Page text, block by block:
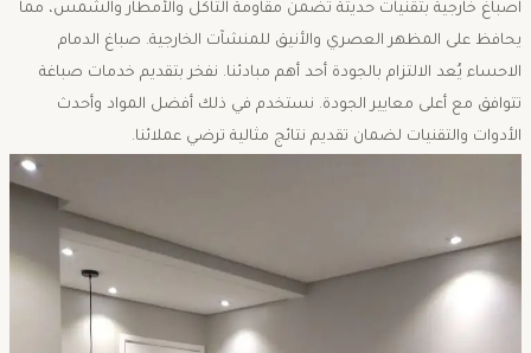
اصباغ خارجية بتقنيات حديثة تضمن مقاومة التآكل والأمطار والشمس، مما
يحافظ على المظهر العصري والأنيق للمنشآت الخارجية. صباغ الدمام
الاحساء يُعد الالتزام بالجودة أحد أهم مبادئنا. نفخر بتقديم خدمات صباغة
تتوافق مع أعلى معايير الجودة. نستخدم في ذلك أفضل المواد وأحدث
الأدوات والتقنيات لضمان تقديم نتائج مثالية ترضي عملائنا.